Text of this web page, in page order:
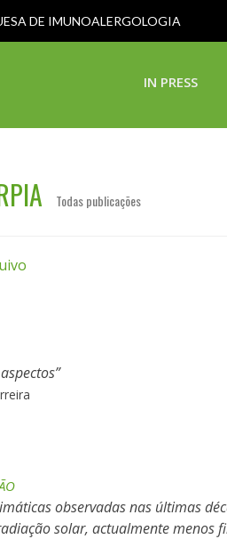
DE IMUNOALERGOLOGIA
IN PRESS
Todas publicações
observadas nas últimas
solar, actualmente menos